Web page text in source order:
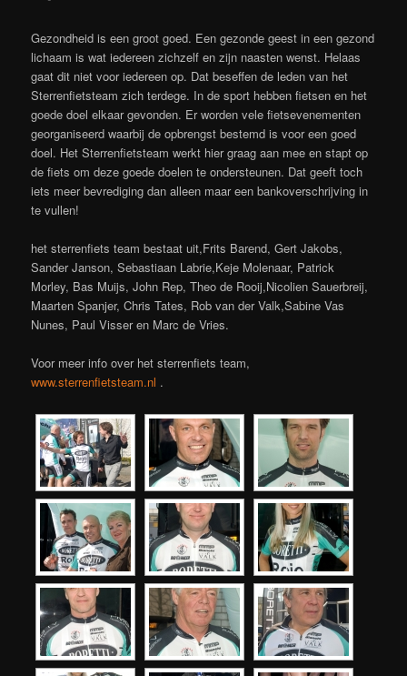
Gezondheid is een groot goed. Een gezonde geest in een gezond
lichaam is wat iedereen zichzelf en zijn naasten wenst. Helaas
gaat dit niet voor iedereen op. Dat beseffen de leden van het
Sterrenfietsteam zich terdege. In de sport hebben fietsen en het
goede doel elkaar gevonden. Er worden vele fietsevenementen
georganiseerd waarbij de opbrengst bestemd is voor een goed
doel. Het Sterrenfietsteam werkt hier graag aan mee en stapt op
de fiets om deze goede doelen te ondersteunen. Dat geeft toch
iets meer bevrediging dan alleen maar een bankoverschrijving in
te vullen!
het sterrenfiets team bestaat uit,Frits Barend, Gert Jakobs,
Sander Janson, Sebastiaan Labrie,Keje Molenaar, Patrick
Morley, Bas Muijs, John Rep, Theo de Rooij,Nicolien Sauerbreij,
Maarten Spanjer, Chris Tates, Rob van der Valk,Sabine Vas
Nunes, Paul Visser en Marc de Vries.
Voor meer info over het sterrenfiets team,
www.sterrenfietsteam.nl .